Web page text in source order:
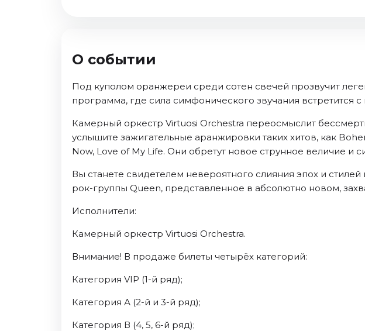
Декабрь 2026
О событии
Под куполом оранжереи среди сотен свечей прозвучит
программа, где сила симфонического звучания встретится
Камерный оркестр Virtuosi Orchestra переосмыслит
услышите зажигательные аранжировки таких хитов, как
Now, Love of My Life. Они обретут новое струнное величие и
Вы станете свидетелем невероятного слияния эпох и
рок-группы Queen, представленное в абсолютно новом,
Исполнители:
Камерный оркестр Virtuosi Orchestra.
Внимание! В продаже билеты четырёх категорий:
Категория VIP (1-й ряд);
Категория А (2-й и 3-й ряд);
Категория В (4, 5, 6-й ряд);